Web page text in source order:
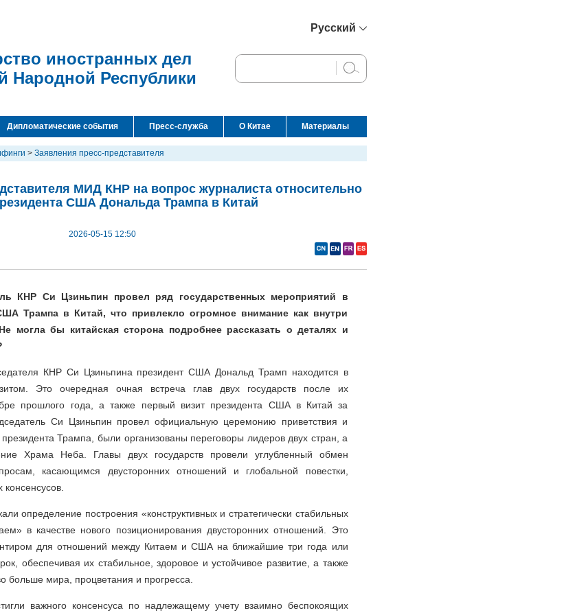
Русский
English
Español
عربي
иностранных дел
Народной Республики
Дипломатические события Пресс-служба О Китае Материалы
> Заявления пресс-представителя
МИД КНР на вопрос журналиста относительно
США Дональда Трампа в Китай
2026-05-15 12:50
КНР Си Цзиньпин провел ряд государственных мероприятий в
Трампа в Китай, что привлекло огромное внимание как внутри
могла бы китайская сторона подробнее рассказать о деталях и
КНР Си Цзиньпина президент США Дональд Трамп находится в
Это очередная очная встреча глав двух государств после их
прошлого года, а также первый визит президента США в Китай за
Си Цзиньпин провел официальную церемонию приветствия и
президента Трампа, были организованы переговоры лидеров двух стран, а
Храма Неба. Главы двух государств провели углубленный обмен
касающимся двусторонних отношений и глобальной повестки,
определение построения «конструктивных и стратегически стабильных
в качестве нового позиционирования двусторонних отношений. Это
для отношений между Китаем и США на ближайшие три года или
обеспечивая их стабильное, здоровое и устойчивое развитие, а также
больше мира, процветания и прогресса.
важного консенсуса по надлежащему учету взаимно беспокоящих